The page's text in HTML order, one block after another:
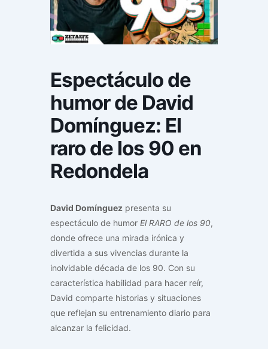
Espectáculo de
humor de David
Domínguez: El
raro de los 90 en
Redondela
David Domínguez presenta su
espectáculo de humor El RARO de los 90,
donde ofrece una mirada irónica y
divertida a sus vivencias durante la
inolvidable década de los 90. Con su
característica habilidad para hacer reír,
David comparte historias y situaciones
que reflejan su entrenamiento diario para
alcanzar la felicidad.